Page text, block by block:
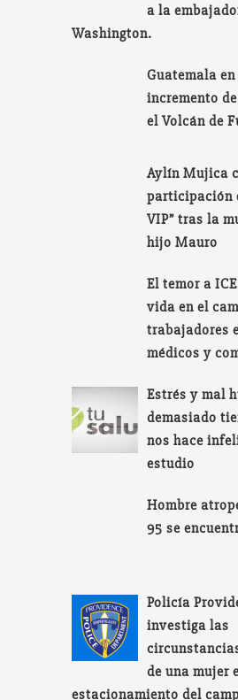
a la
Washington.
Guatemala
incremento
el Volcán de
Aylín Mujica
participación
VIP” tras la
hijo Mauro
El temor a
vida en el
trabajadores
médicos y
Estrés y mal
demasiado
nos hace
estudio
Hombre
95 se
Policía
investiga las
de una mujer
estacionamiento del